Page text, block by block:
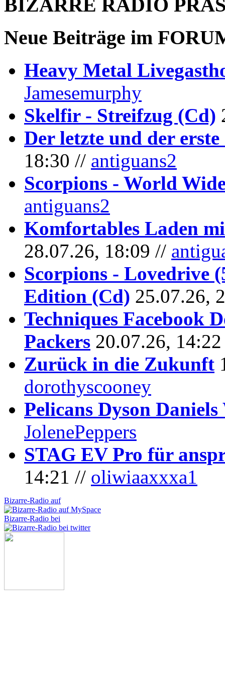
BIZARRE RADIO
Neue Beiträge im
Heavy Metal
Jamesemurphy
Skelfir - Streifzug (Cd)
Der letzte und der erste
18:30 // antiguans2
Scorpions - World
antiguans2
Komfortables Laden
28.07.26, 18:09 //
Scorpions - Lovedrive
Edition (Cd) 25.07.26,
Techniques Facebook
Packers 20.07.26,
Zurück in die Zukunft
dorothyscooney
Pelicans Dyson
JolenePeppers
STAG EV Pro für
14:21 // oliwiaaxxxa1
Bizarre-Radio auf
Bizarre-Radio bei